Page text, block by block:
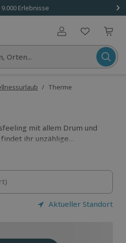
Erlebnisse
Benutzerkonto
Orten...
/ Therme
mit allem Drum und
ihr unzählige
und Wellnessangebote von
entspannter Auszeit,
oder doch nach
Wir stellen euch die
jedes Bedürfnis vor.
Aktueller Standort